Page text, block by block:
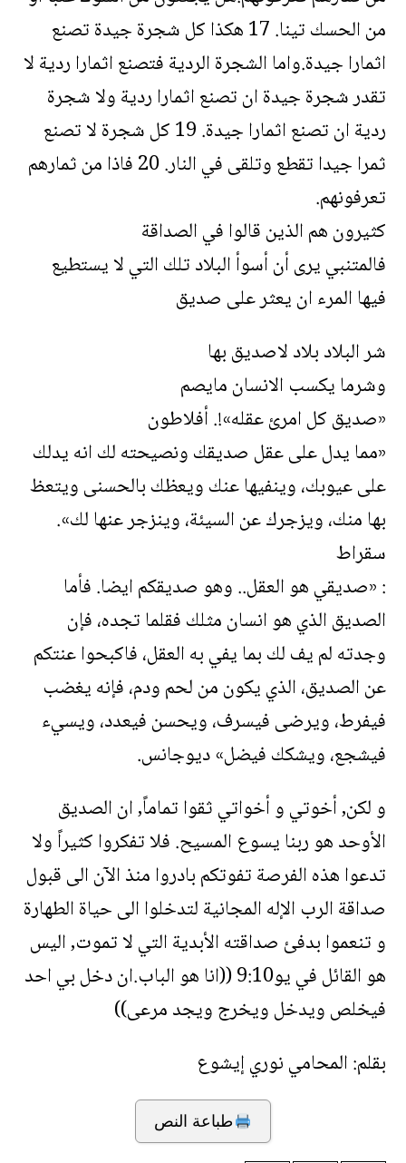
من الحسك تينا. 17 هكذا كل شجرة جيدة تصنع
اثمارا جيدة.واما الشجرة الردية فتصنع اثمارا ردية لا
تقدر شجرة جيدة ان تصنع اثمارا ردية ولا شجرة
ردية ان تصنع اثمارا جيدة. 19 كل شجرة لا تصنع
ثمرا جيدا تقطع وتلقى في النار. 20 فاذا من ثمارهم
تعرفونهم.
كثيرون هم الذين قالوا في الصداقة
فالمتنبي يرى أن أسوأ البلاد تلك التي لا يستطيع
فيها المرء ان يعثر على صديق
شر البلاد بلاد لاصديق بها
وشرما يكسب الانسان مايصم
«صديق كل امرئ عقله»!. أفلاطون
«مما يدل على عقل صديقك ونصيحته لك انه يدلك
على عيوبك، وينفيها عنك ويعظك بالحسنى ويتعظ
بها منك، ويزجرك عن السيئة، وينزجر عنها لك».
سقراط
: «صديقي هو العقل.. وهو صديقكم ايضا. فأما
الصديق الذي هو انسان مثلك فقلما تجده، فإن
وجدته لم يف لك بما يفي به العقل، فاكبحوا عنتكم
عن الصديق، الذي يكون من لحم ودم، فإنه يغضب
فيفرط، ويرضى فيسرف، ويحسن فيعدد، ويسيء
فيشجع، ويشكك فيضل» ديوجانس.
و لكن, أخوتي و أخواتي ثقوا تماماً, ان الصديق
الأوحد هو ربنا يسوع المسيح. فلا تفكروا كثيراً ولا
تدعوا هذه الفرصة تفوتكم بادروا منذ الآن الى قبول
صداقة الرب الإله المجانية لتدخلوا الى حياة الطهارة
و تنعموا بدفئ صداقته الأبدية التي لا تموت, اليس
هو القائل في يو9:10 ((انا هو الباب.ان دخل بي احد
فيخلص ويدخل ويخرج ويجد مرعى))
بقلم: المحامي نوري إيشوع
طباعة النص